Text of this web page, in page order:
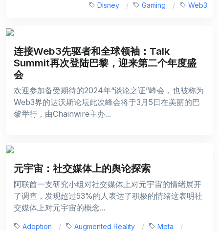
Disney Gaming Web3
连接Web3先驱者和全球领袖：Talk
Summit再次登陆巴黎，迎来第二个年度盛
会
欢迎参加备受期待的2024年“谈论之证”峰会，也被称为
Web3界的达沃斯论坛此次峰会将于3月5日在美丽的巴
黎举行，由Chainwire主办...
元宇宙：社交媒体上的舆论探索
阿联酋一支研究小组对社交媒体上对元宇宙的情绪展开
了调查，发现超过53%的人表达了积极的情绪这表明社
交媒体上对元宇宙的概念...
Adoption Augmented Reality
Meta